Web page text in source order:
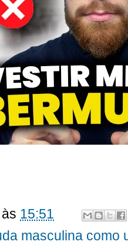
às 15:51
masculina como